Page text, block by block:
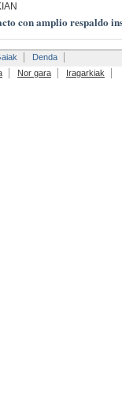
con amplio respaldo
Denda
Nor gara Iragarkiak